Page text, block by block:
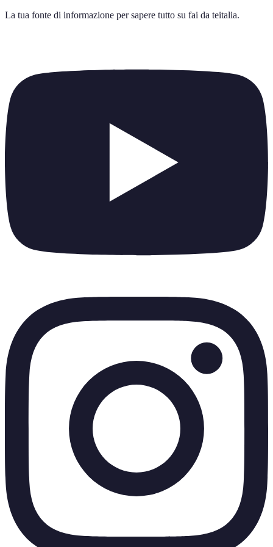
La tua fonte di informazione per sapere tutto su fai da teitalia.